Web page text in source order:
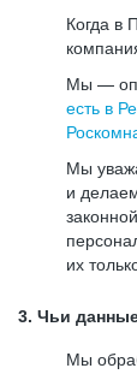
Когда в
Мы —
есть в
Мы
и
их
3. Чьи
Мы